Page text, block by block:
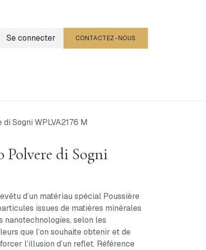
Se connecter CONTACTEZ-NOUS
Sogni WPLVA2176 M
Polvere di Sogni
d’un matériau spécial Poussière
issues de matières minérales
selon les
que l’on souhaite obtenir et de
l’illusion d’un reflet. Référence